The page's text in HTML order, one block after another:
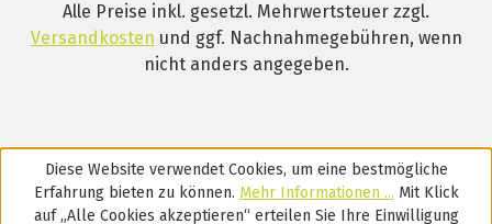
Alle Preise inkl. gesetzl. Mehrwertsteuer zzgl.
Versandkosten und ggf. Nachnahmegebühren, wenn
nicht anders angegeben.
Diese Website verwendet Cookies, um eine bestmögliche
Erfahrung bieten zu können. Mehr Informationen ... Mit Klick
auf „Alle Cookies akzeptieren“ erteilen Sie Ihre Einwilligung